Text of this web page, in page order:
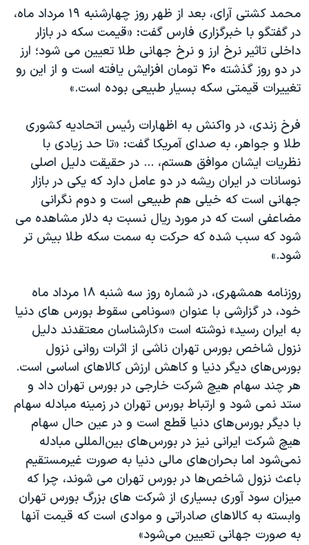
محمد کشتی آرای، بعد از ظهر روز چهارشنبه ۱۹ مرداد ماه،
در گفتگو با خبرگزاری فارس گفت: «قیمت سکه در بازار
داخلی تاثیر نرخ ارز و نرخ جهانی طلا تعیین می شود؛ ارز
در دو روز گذشته ۴۰ تومان افزایش یافته است و از این رو
تغییرات قیمتی سکه بسیار طبیعی بوده است.»
فرخ زندی، در واکنش به اظهارات رئیس اتحادیه کشوری
طلا و جواهر، به صدای آمریکا گفت: «تا حد زیادی با
نظریات ایشان موافق هستم، ... در حقیقت دلیل اصلی
نوسانات در ایران ریشه در دو عامل دارد که یکی در بازار
جهانی است که خیلی هم طبیعی است و دوم نگرانی
مضاعفی است که در مورد ریال نسبت به دلار مشاهده می
شود که سبب شده که حرکت به سمت سکه طلا بیش تر
شود.»
روزنامه همشهری، در شماره روز سه شنبه ۱۸ مرداد ماه
خود، در گزارشی با عنوان «سونامی سقوط بورس های دنیا
به ایران رسید» نوشته است «کارشناسان معتقدند دلیل
نزول شاخص بورس تهران ناشی از اثرات روانی نزول
بورس‌های دیگر دنیا و کاهش ارزش کالاهای اساسی است.
هر چند سهام هیچ شرکت خارجی در بورس تهران داد و
ستد نمی ‌شود و ارتباط بورس تهران در زمینه مبادله سهام
با دیگر بورس‌های دنیا قطع است و در عین حال سهام
هیچ شرکت ایرانی نیز در بورس‌های بین‌المللی مبادله
نمی‌شود اما بحران‌های مالی دنیا به ‌صورت غیرمستقیم
باعث نزول شاخص‌ها در بورس تهران می ‌شوند، چرا که
میزان سود آوری بسیاری از شرکت‌ های بزرگ بورس تهران
وابسته به کالاهای صادراتی و موادی است که قیمت آنها
به ‌صورت جهانی تعیین می‌شود»